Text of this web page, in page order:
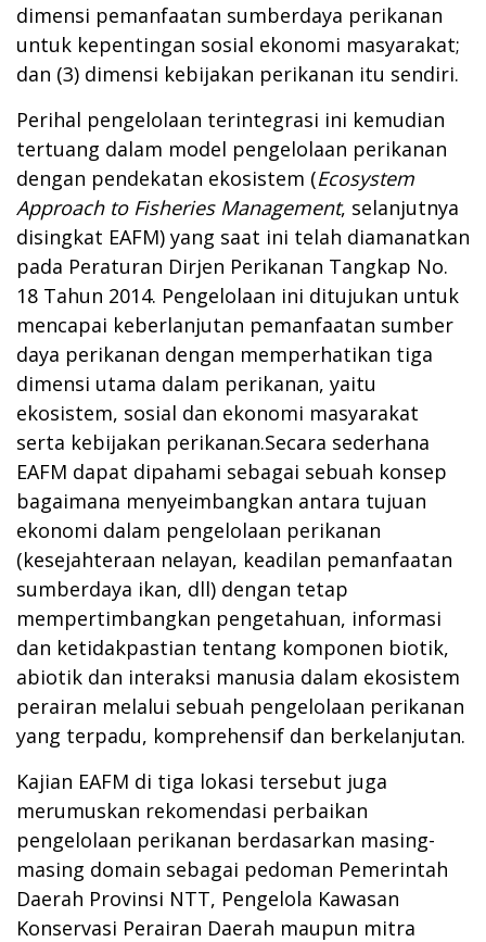
dimensi pemanfaatan sumberdaya perikanan
untuk kepentingan sosial ekonomi masyarakat;
dan (3) dimensi kebijakan perikanan itu sendiri.
Perihal pengelolaan terintegrasi ini kemudian
tertuang dalam model pengelolaan perikanan
dengan pendekatan ekosistem (Ecosystem
Approach to Fisheries Management, selanjutnya
disingkat EAFM) yang saat ini telah diamanatkan
pada Peraturan Dirjen Perikanan Tangkap No.
18 Tahun 2014. Pengelolaan ini ditujukan untuk
mencapai keberlanjutan pemanfaatan sumber
daya perikanan dengan memperhatikan tiga
dimensi utama dalam perikanan, yaitu
ekosistem, sosial dan ekonomi masyarakat
serta kebijakan perikanan.Secara sederhana
EAFM dapat dipahami sebagai sebuah konsep
bagaimana menyeimbangkan antara tujuan
ekonomi dalam pengelolaan perikanan
(kesejahteraan nelayan, keadilan pemanfaatan
sumberdaya ikan, dll) dengan tetap
mempertimbangkan pengetahuan, informasi
dan ketidakpastian tentang komponen biotik,
abiotik dan interaksi manusia dalam ekosistem
perairan melalui sebuah pengelolaan perikanan
yang terpadu, komprehensif dan berkelanjutan.
Kajian EAFM di tiga lokasi tersebut juga
merumuskan rekomendasi perbaikan
pengelolaan perikanan berdasarkan masing-
masing domain sebagai pedoman Pemerintah
Daerah Provinsi NTT, Pengelola Kawasan
Konservasi Perairan Daerah maupun mitra